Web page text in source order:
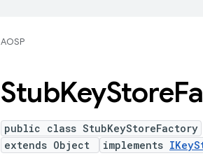
AOSP
StubKeyStore
public class StubKeyStoreFactory
extends Object
implements